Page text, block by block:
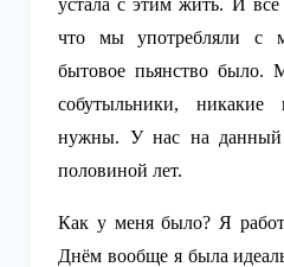
что мы употребляли с
бытовое пьянство
собутыльники,
нужны. У нас на данный
половиной лет.
Как у меня было? Я
Днём вообще я была